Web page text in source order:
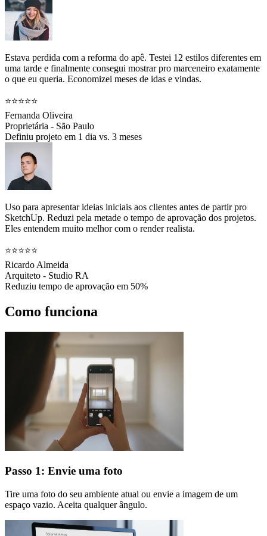
Estava perdida com a reforma do apê. Testei 12 estilos diferentes em
uma tarde e finalmente consegui mostrar pro marceneiro exatamente
o que eu queria. Economizei meses de idas e vindas.
⭐⭐⭐⭐⭐
Fernanda Oliveira
Proprietária - São Paulo
Definiu projeto em 1 dia vs. 3 meses
Uso para apresentar ideias iniciais aos clientes antes de partir pro
SketchUp. Reduzi pela metade o tempo de aprovação dos projetos.
Eles entendem muito melhor com o render realista.
⭐⭐⭐⭐⭐
Ricardo Almeida
Arquiteto - Studio RA
Reduziu tempo de aprovação em 50%
Como funciona
Passo 1: Envie uma foto
Tire uma foto do seu ambiente atual ou envie a imagem de um
espaço vazio. Aceita qualquer ângulo.